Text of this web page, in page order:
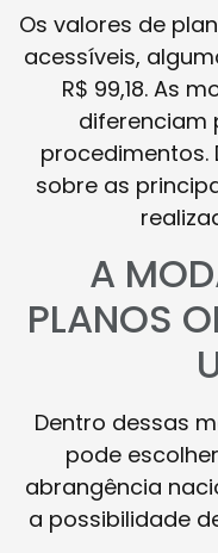
Os valores de
acessíveis,
R$ 99,18. As
diferenciam
procedimentos.
sobre as
A
PLANOS
Dentro dessas
pode
abrangência
a possibilidade